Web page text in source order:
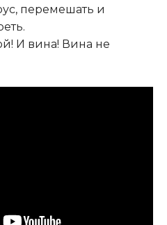
перемешать и
И вина! Вина не